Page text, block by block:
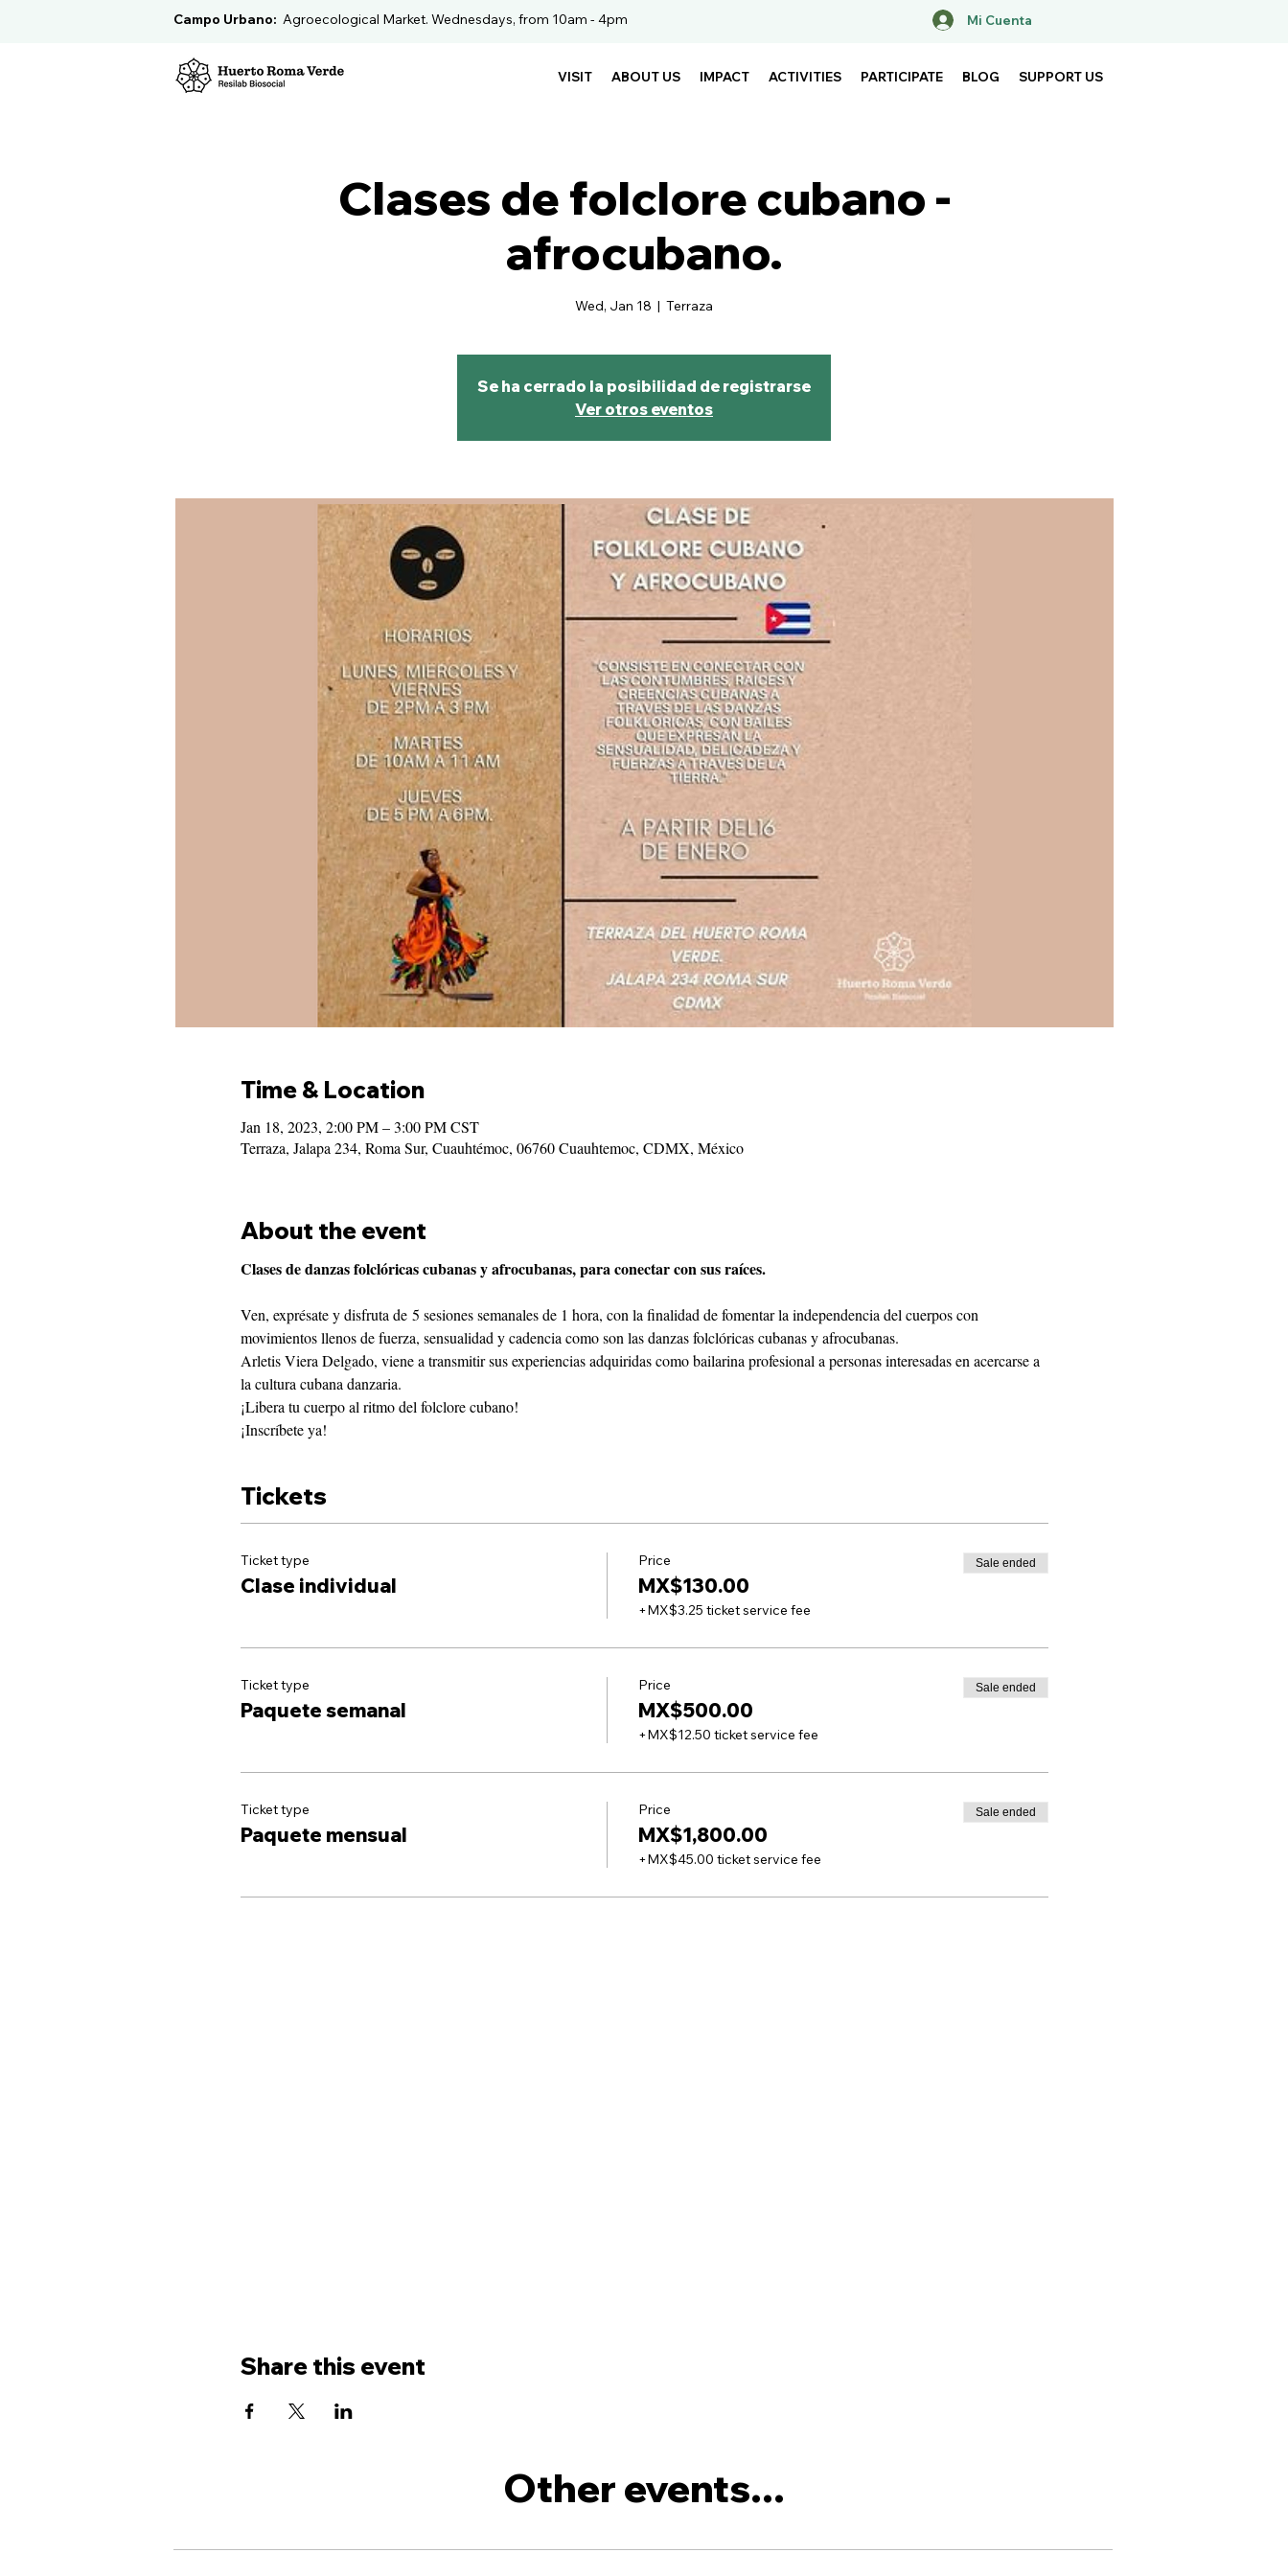
Campo Urbano: Agroecological Market. Wednesdays, from 10am - 4pm Mi Cuenta
VISIT ABOUT US IMPACT ACTIVITIES PARTICIPATE BLOG SUPPORT US
Clases de folclore cubano -
afrocubano.
Wed, Jan 18
  |
Terraza
Se ha cerrado la posibilidad de registrarse
Ver otros eventos
Time & Location
Jan 18, 2023, 2:00 PM – 3:00 PM CST
Terraza, Jalapa 234, Roma Sur, Cuauhtémoc, 06760 Cuauhtemoc, CDMX, México
About the event
Clases de danzas folclóricas cubanas y afrocubanas, para conectar con sus raíces.
Ven, exprésate y disfruta de 5 sesiones semanales de 1 hora, con la finalidad de fomentar la independencia del cuerpos con
movimientos llenos de fuerza, sensualidad y cadencia como son las danzas folclóricas cubanas y afrocubanas.
Arletis Viera Delgado, viene a transmitir sus experiencias adquiridas como bailarina profesional a personas interesadas en acercarse a
la cultura cubana danzaria.
¡Libera tu cuerpo al ritmo del folclore cubano!
¡Inscríbete ya!
Tickets
Ticket type
Clase individual
Price
MX$130.00
+MX$3.25 ticket service fee
Sale ended
Ticket type
Paquete semanal
Price
MX$500.00
+MX$12.50 ticket service fee
Sale ended
Ticket type
Paquete mensual
Price
MX$1,800.00
+MX$45.00 ticket service fee
Sale ended
Share this event
Other events...